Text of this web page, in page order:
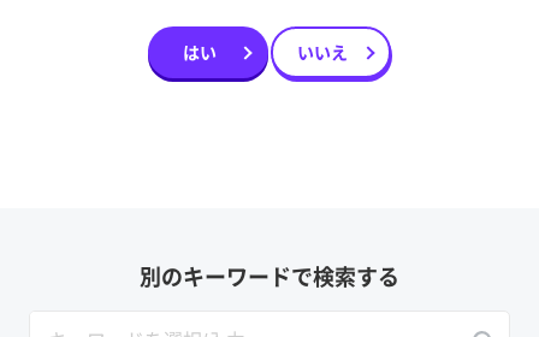
はい いいえ
別のキーワードで検索する